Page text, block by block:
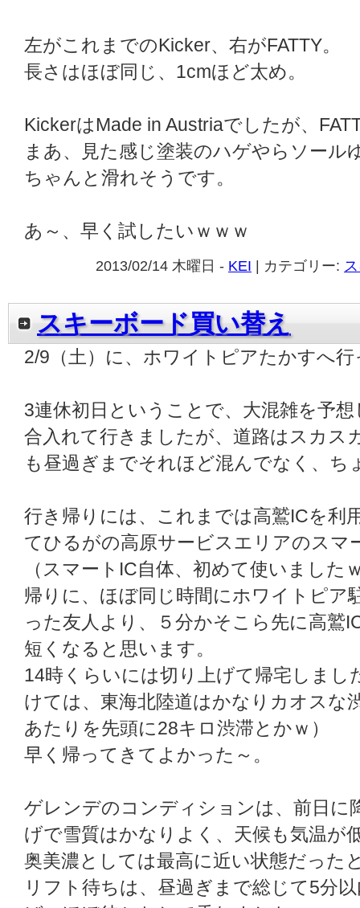
左がこれまでのKicker、右がFATTY。
長さはほぼ同じ、1cmほど太め。
KickerはMade in Austriaでしたが、
まあ、見た感じ塗装のハゲやらソール
ちゃんと滑れそうです。
あ～、早く試したいｗｗｗ
2013/02/14 木曜日 - KEI | カテゴリー:
スキーボード買い替え
2/9（土）に、ホワイトピアたかすへ
3連休初日ということで、大混雑を予
合入れて行きましたが、道路はスカス
も昼過ぎまでそれほど混んでなく、ち
行き帰りには、これまでは高鷲ICを利
てひるがの高原サービスエリアのスマ
（スマートIC自体、初めて使いました
帰りに、ほぼ同じ時間にホワイトピア
った友人より、５分かそこら先に高鷲
短くなると思います。
14時くらいには切り上げて帰宅しまし
けては、東海北陸道はかなりカオスな
あたりを先頭に28キロ渋滞とかｗ）
早く帰ってきてよかった～。
ゲレンデのコンディションは、前日に
げで雪質はかなりよく、天候も気温が
奥美濃としては最高に近い状態だった
リフト待ちは、昼過ぎまで総じて5分